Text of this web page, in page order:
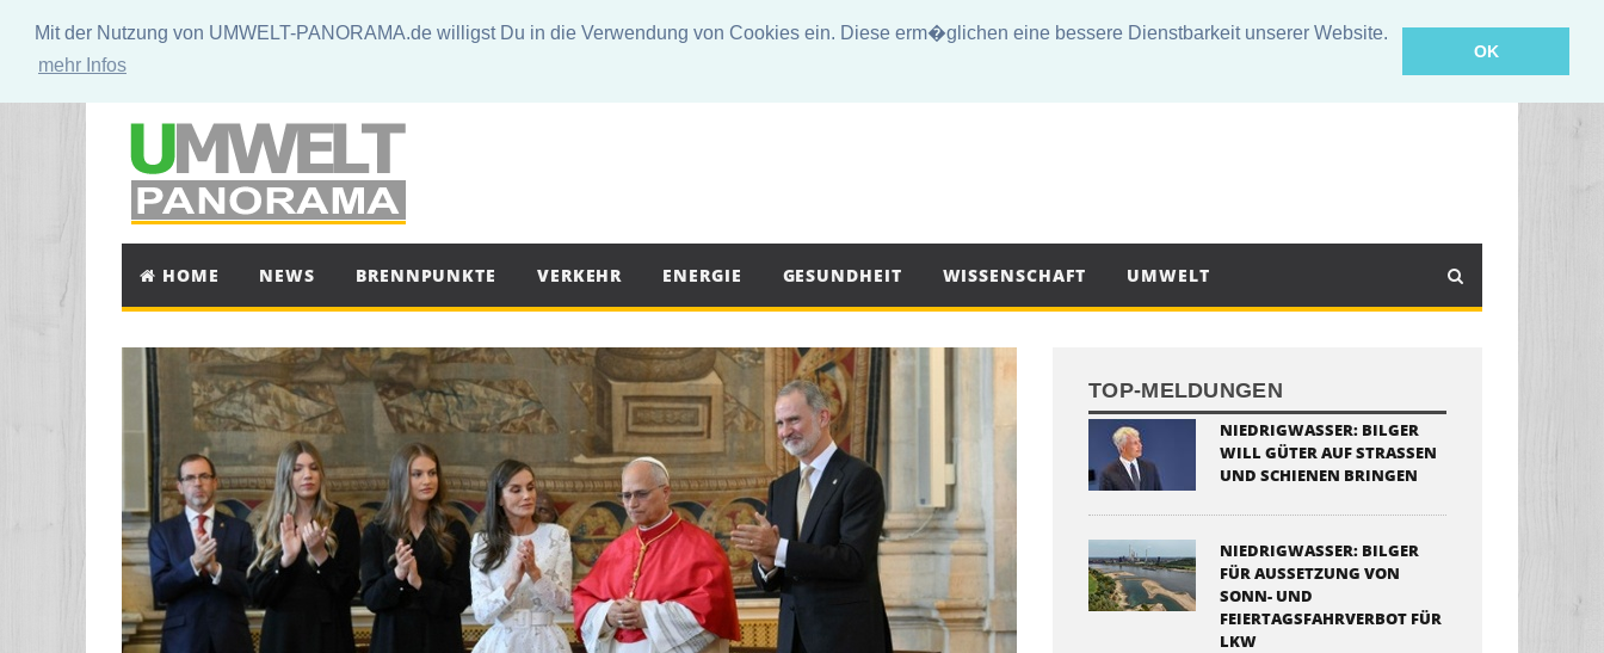
Mit der Nutzung von UMWELT-PANORAMA.de willigst Du in die Verwendung von Cookies ein. Diese erm�glichen eine bessere Dienstbarkeit unserer Website.
mehr Infos
OK
HOME NEWS BRENNPUNKTE VERKEHR ENERGIE GESUNDHEIT WISSENSCHAFT UMWELT
TOP-MELDUNGEN
NIEDRIGWASSER: BILGER
WILL GÜTER AUF STRASSEN U
ND SCHIENEN BRINGEN
NIEDRIGWASSER: BILGER
FÜR AUSSETZUNG VON
SONN- UND
FEIERTAGSFAHRVERBOT FÜR
LKW